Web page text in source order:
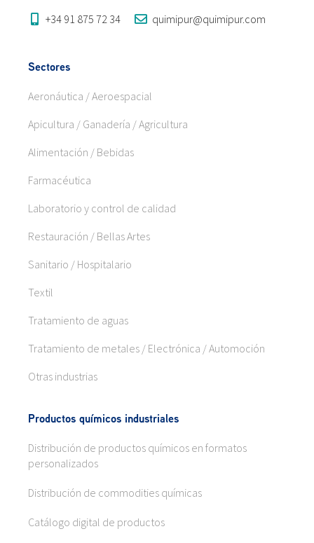
+34 91 875 72 34 quimipur@quimipur.com
Sectores
Aeronáutica / Aeroespacial
Apicultura / Ganadería / Agricultura
Alimentación / Bebidas
Farmacéutica
Laboratorio y control de calidad
Restauración / Bellas Artes
Sanitario / Hospitalario
Textil
Tratamiento de aguas
Tratamiento de metales / Electrónica / Automoción
Otras industrias
Productos químicos industriales
Distribución de productos químicos en formatos
personalizados
Distribución de commodities químicas
Catálogo digital de productos